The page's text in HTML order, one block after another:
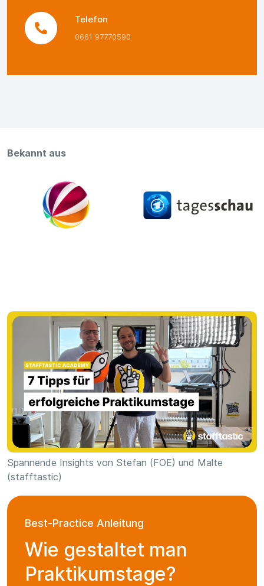
Telefon
0661 97770590
Bekannt aus
Spannende Insights von Stefan (FOE) und Malte
(stafftastic)
Best-Practice Anleitung
Wie gestaltet man
Praktikumstage?